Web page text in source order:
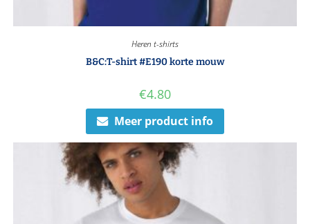
Heren t-shirts
B&C:T-shirt #E190 korte mouw
€4.80
Meer product info